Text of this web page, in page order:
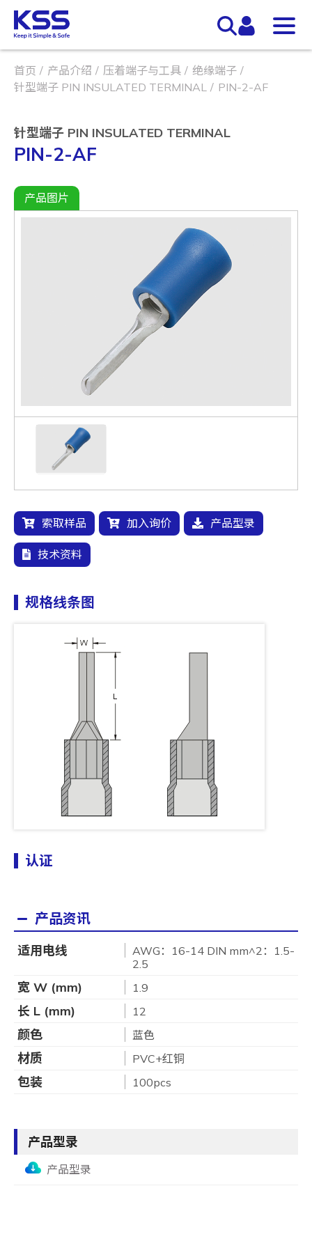
首页 产品介绍 压着端子与工具
绝缘端子
针型端子 PIN INSULATED TERMINAL
PIN-2-AF
针型端子 PIN INSULATED TERMINAL
PIN-2-AF
产品图片
索取样品 加入询价 产品型录
技术资料
规格线条图
认证
产品资讯
适用电线
AWG：16-14 DIN mm^2：1.5-
2.5
宽 W (mm) 1.9
长 L (mm) 12
颜色 蓝色
材质 PVC+红铜
包装 100pcs
产品型录
产品型录